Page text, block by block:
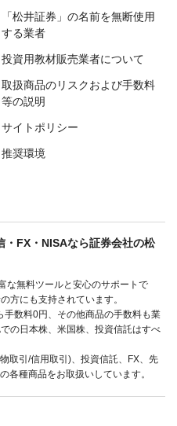
「松井証券」の名前を無断使用
する業者
投資用教材販売業者について
取扱商品のリスクおよび手数料
等の説明
サイトポリシー
推奨環境
・FX・NISAなら証券会社の松
な無料ツールと安心のサポートで
方にも支持されています。
数料0円、その他商品の手数料も業
の日本株、米国株、投資信託はすべ
取引/信用取引)、投資信託、FX、先
各種商品をお取扱いしています。